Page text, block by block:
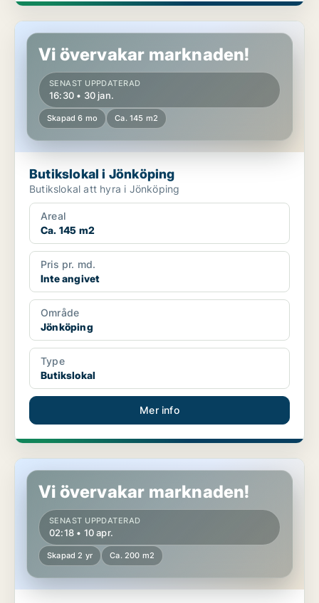
Butikslokal i Jönköping
Vi övervakar marknaden!
SENAST UPPDATERAD
16:30 • 30 jan.
Skapad 6 mo Ca. 145 m2
Butikslokal i Jönköping
Butikslokal att hyra i Jönköping
Areal
Ca. 145 m2
Pris pr. md.
Inte angivet
Område
Jönköping
Type
Butikslokal
Mer info
Butikslokal i Gnosjö
Vi övervakar marknaden!
SENAST UPPDATERAD
02:18 • 10 apr.
Skapad 2 yr Ca. 200 m2